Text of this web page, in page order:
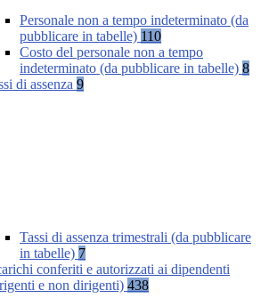
Personale non a tempo indeterminato (da
pubblicare in tabelle) 110
Costo del personale non a tempo
indeterminato (da pubblicare in tabelle) 8
di assenza 9
Tassi di assenza trimestrali (da pubblicare
in tabelle) 7
conferiti e autorizzati ai dipendenti
e non dirigenti) 438